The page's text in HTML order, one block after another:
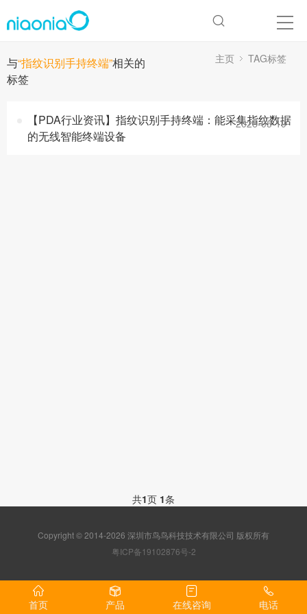
与“指纹识别手持终端”相关的
标签
主页 TAG标签
【PDA行业资讯】指纹识别手持终端：能采集指纹数据
的无线智能终端设备
2026-05-19
共1页 1条
Copyright © 2014-2026 深圳市鸟鸟科技技术有限公司 版权所有
粤ICP备19102876号-2
首页 产品 在线咨询 电话